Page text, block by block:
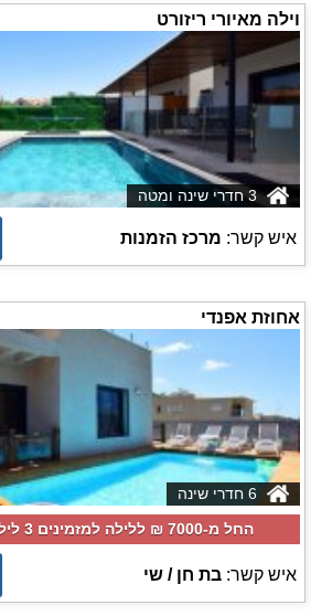
וילה מאיורי ריזורט
3 חדרי שינה ומטה
איש קשר: מרכז הזמנות
אחוזת אפנדי
החל מ-‏7000 ₪ ללילה למזמינים 3 לילות בסופ"ש הקרוב
איש קשר: בת חן / שי